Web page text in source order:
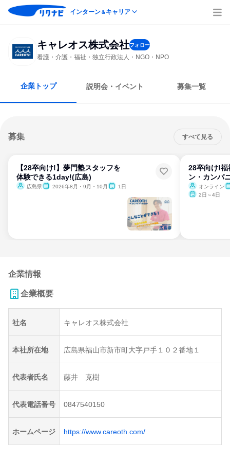
インターン＆キャリア
キャレオス株式会社フォロー
看護・介護・福祉・独立行政法人・NGO・NPO
企業トップ 説明会・イベント 募集一覧
募集 すべて見る
【28卒向け!】夢門塾スタッフを
体験できる1day!(広島)
広島県 2026年8月・9月・10月 1日
28卒向け!福
ン・カンパ
オンライン
2日～4日
企業情報
企業概要
社名 キャレオス株式会社
本社所在地 広島県福山市新市町大字戸手１０２番地１
代表者氏名 藤井 克樹
代表電話番号 0847540150
ホームページ https://www.careoth.com/